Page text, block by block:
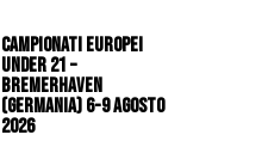
Campionati Europei
Under 21 –
Bremerhaven
(Germania) 6-9 agosto
2026